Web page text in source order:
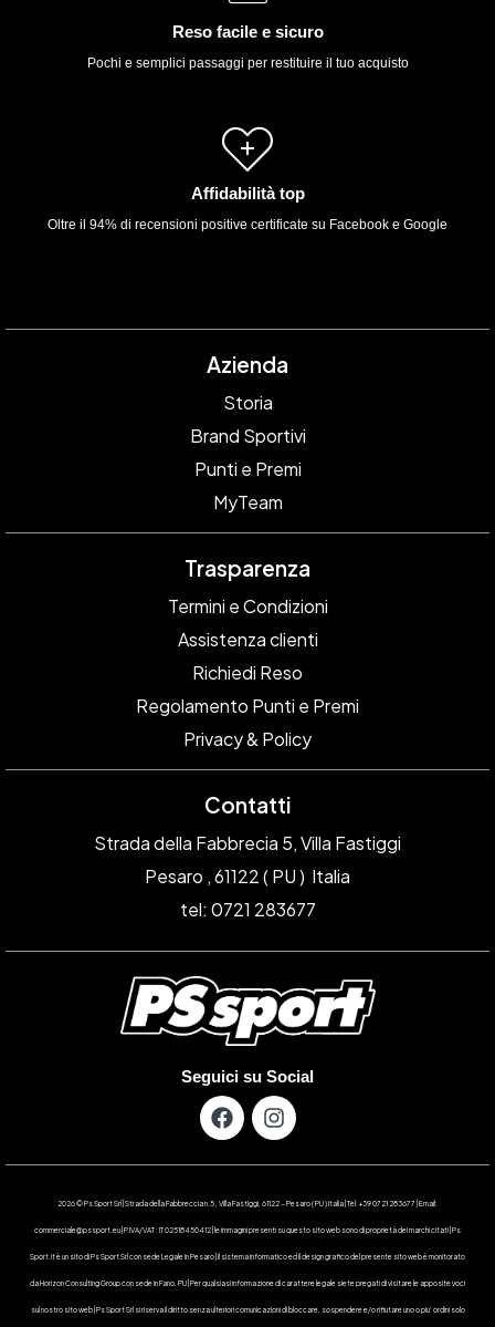
Reso facile e sicuro
Pochi e semplici passaggi per restituire il tuo acquisto
Affidabilità top
Oltre il 94% di recensioni positive certificate su Facebook e Google
Azienda
Storia
Brand Sportivi
Punti e Premi
MyTeam
Trasparenza
Termini e Condizioni
Assistenza clienti
Richiedi Reso
Regolamento Punti e Premi
Privacy & Policy
Contatti
Strada della Fabbrecia 5, Villa Fastiggi
Pesaro , 61122 ( PU ) Italia
tel: 0721 283677
Seguici su Social
2026 © Ps Sport Srl | Strada della Fabbreccia n.5 , Villa Fastiggi, 61122 – Pesaro ( PU ) Italia | Tel: +39 0721 283677 | Email:
commerciale@pssport.eu | P.IVA/VAT : IT 02518450412 | le immagini presenti su questo sito web sono di proprietà dei marchi citati | Ps
Sport.it è un sito di Ps Sport Srl con sede Legale in Pesaro | Il sistema informatico ed il design grafico del presente sito web è monitorato
da Horizon Consulting Group con sede in Fano, PU | Per qualsiasi informazione di carattere legale siete pregati di visitare le apposite voci
sul nostro sito web | Ps Sport Srl si riserva il diritto senza ulteriori comunicazioni di bloccare, sospendere e/o rifiutare uno o piu’ ordini solo